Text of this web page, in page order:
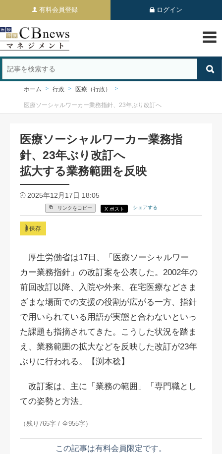
有料会員登録 ログイン
ホーム 行政 医療（行政）
医療ソーシャルワーカー業務指針、23年ぶり改訂へ
医療ソーシャルワーカー業務指
針、23年ぶり改訂へ
拡大する業務範囲を反映
2025年12月17日 18:05
リンクをコピー X ポスト シェアする
保存
厚生労働省は17日、「医療ソーシャルワー
カー業務指針」の改訂案を公表した。2002年の
前回改訂以降、入院や外来、在宅医療などさま
ざまな場面での支援の役割が広がる一方、指針
で用いられている用語が実態と合わないといっ
た課題も指摘されてきた。こうした状況を踏ま
え、業務範囲の拡大などを反映した改訂が23年
ぶりに行われる。【渕本稔】
改訂案は、主に「業務の範囲」「専門職とし
ての姿勢と方法」
（残り765字 / 全955字）
この記事は有料会員限定です。